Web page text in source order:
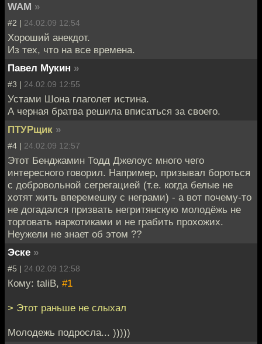
WAM »
#2 | 24.02.09 12:54
Хороший анекдот.
Из тех, что на все времена.
Павел Мукин »
#3 | 24.02.09 12:55
Устами Шона глаголет истина.
А черная братва решила вписаться за своего.
ПТУРщик »
#4 | 24.02.09 12:57
Этот Бенджамин Тодд Джелоус много чего
интересного говорил. Например, призывал бороться
с добровольной сегрегацией (т.е. когда белые не
хотят жить вперемешку с неграми) - а вот почему-то
не догадался призвать негритянскую молодёжь не
торговать наркотиками и не грабить прохожих.
Неужели не знает об этом ??
Эске »
#5 | 24.02.09 12:58
Кому: taliB, #1
> Этот раньше не слыхал
Молодежь подросла... )))))